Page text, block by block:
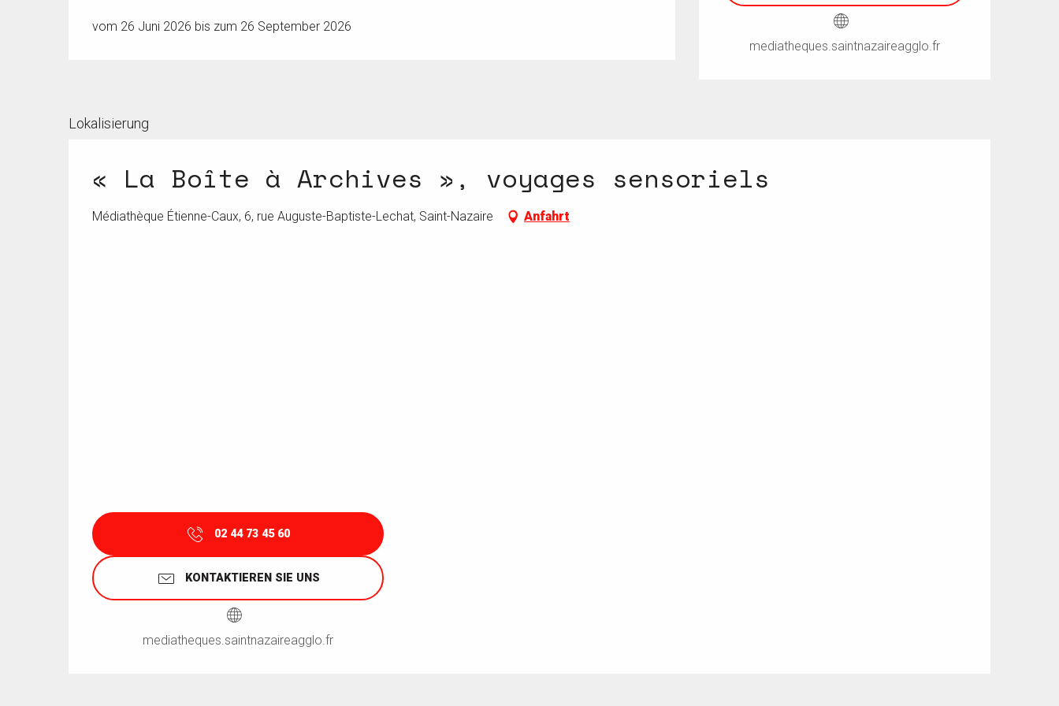
mediatheques.saintnazaireagglo.fr
vom 26 Juni 2026 bis zum 26 September 2026
Lokalisierung
« La Boîte à Archives », voyages sensoriels
Médiathèque Étienne-Caux, 6, rue Auguste-Baptiste-Lechat, Saint-Nazaire Anfahrt
02 44 73 45 60
KONTAKTIEREN SIE UNS
mediatheques.saintnazaireagglo.fr